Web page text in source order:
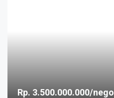
Rp. 3.500.000.000/nego